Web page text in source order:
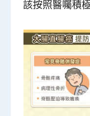
該按照醫囑積